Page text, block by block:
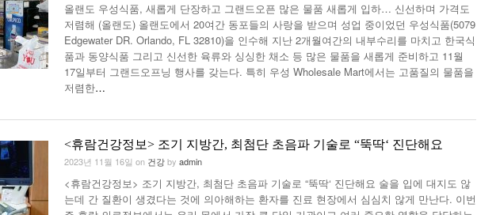
올랜도 우성식품, 새롭게 단장하고 그랜드오픈 많은 물품 새롭게 입하… 신선하며 가격도
저렴해 (올랜도) 올랜도에서 20여간 동포들의 사랑을 받으며 성업 중이었던 우성식품(5079
Edgewater DR. Orlando, FL 32810)을 인수해 지난 2개월여간의 내부수리를 마치고 한국식
품과 동양식품 그리고 신선한 육류와 싱싱한 채소 등 많은 물품을 새롭게 준비하고 11월
17일부터 그랜드오프닝 행사를 갖는다. 특히 우성 Wholesale Mart에서는 고품질의 물품을
저렴한…
<휴람건강정보> 조기 지방간, 최첨단 초음파 기술로 “뚝딱‘ 진단해요
2023년 11월 16일 on 건강by admin
<휴람건강정보> 조기 지방간, 최첨단 초음파 기술로 “뚝딱‘ 진단해요 술을 입에 대지도 않
는데 간 질환이 생겼다는 것에 의아해하는 환자를 진료 현장에서 심심치 않게 만난다. 이번